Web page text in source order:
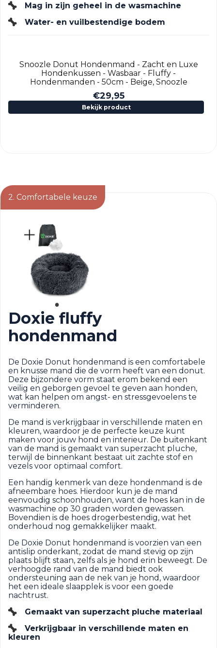
Mag in zijn geheel in de wasmachine
Water- en vuilbestendige bodem
Snoozle Donut Hondenmand - Zacht en Luxe
Hondenkussen - Wasbaar - Fluffy -
Hondenmanden - 50cm - Beige, Snoozle
€29,95
Bekijk product
2. Comfortabele keuze
Doxie fluffy
hondenmand
De Doxie Donut hondenmand is een comfortabele
en knusse mand die de vorm heeft van een donut.
Deze bijzondere vorm staat erom bekend een
veilig en geborgen gevoel te geven aan honden,
wat kan helpen om angst- en stressgevoelens te
verminderen.
De mand is verkrijgbaar in verschillende maten en
kleuren, waardoor je de perfecte keuze kunt
maken voor jouw hond en interieur. De buitenkant
van de mand is gemaakt van superzacht pluche,
terwijl de binnenkant bestaat uit zachte stof en
vezels voor optimaal comfort.
Een handig kenmerk van deze hondenmand is de
afneembare hoes. Hierdoor kun je de mand
eenvoudig schoonhouden, want de hoes kan in de
wasmachine op 30 graden worden gewassen.
Bovendien is de hoes drogerbestendig, wat het
onderhoud nog gemakkelijker maakt.
De Doxie Donut hondenmand is voorzien van een
antislip onderkant, zodat de mand stevig op zijn
plaats blijft staan, zelfs als je hond erin beweegt. De
verhoogde rand van de mand biedt ook
ondersteuning aan de nek van je hond, waardoor
het een ideale slaapplek is voor een goede
nachtrust.
Gemaakt van superzacht pluche materiaal
Verkrijgbaar in verschillende maten en
kleuren